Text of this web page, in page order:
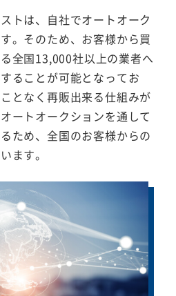
トは、自社でオートオーク
。そのため、お客様から買
全国13,000社以上の業者へ
ることが可能となってお
となく再販出来る仕組みが
ートオークションを通して
ため、全国のお客様からの
ます。